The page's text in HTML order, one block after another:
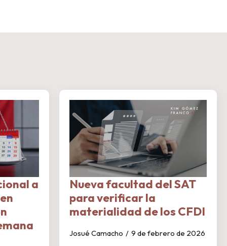
a
Nueva facultad del SAT
para verificar la
materialidad de los CFDI
Josué Camacho 9 de febrero de 2026